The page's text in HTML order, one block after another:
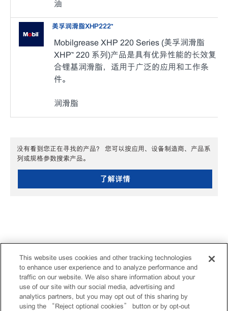
油
美孚润滑脂XHP222™
Mobilgrease XHP 220 Series (美孚润滑脂
XHP™ 220 系列)产品是具有优异性能的长效复
合锂基润滑脂，适用于广泛的应用和工作条
件。
润滑脂
没有看到您正在寻找的产品？ 您可以按应用、设备制造商、产品系
列或规格参数搜索产品。
了解详情
This website uses cookies and other tracking technologies
to enhance user experience and to analyze performance and
traffic on our website. We also share information about your
use of our site with our social media, advertising and
analytics partners, but you may opt out of this sharing by
using the “Reject optional cookies” button or by opt-out